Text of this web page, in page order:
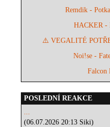
Remdik -
HACKER -
⚠️ VEGALITÉ
Noi!se -
Falcon
POSLEDNÍ REAKCE
...
(06.07.2026 20:13 Siki)